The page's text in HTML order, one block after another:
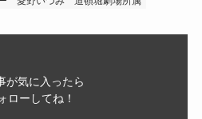
が気に入ったら
ローしてね！